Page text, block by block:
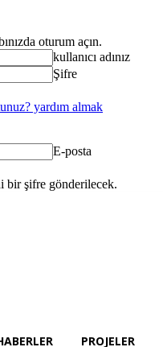
oturum açın.
kullanıcı adınız
Şifre
yardım almak
E-posta
bir şifre gönderilecek.
PROJELER